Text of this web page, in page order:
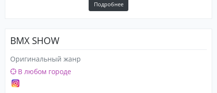
Подробнее
BMX SHOW
Оригинальный жанр
В любом городе